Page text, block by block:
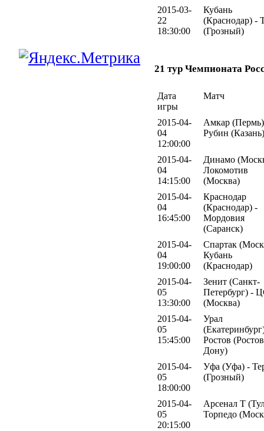
2015-03-
22
18:30:00
Кубань
(Краснодар) -
(Грозный)
21 тур Чемпионата
Дата
игры
Матч
2015-04-
04
12:00:00
Амкар
Рубин (Казань)
2015-04-
04
14:15:00
Динамо
Локомотив
(Москва)
2015-04-
04
16:45:00
Краснодар
(Краснодар) -
Мордовия
(Саранск)
2015-04-
04
19:00:00
Спартак
Кубань
(Краснодар)
2015-04-
05
13:30:00
Зенит (Санкт-
Петербург) -
(Москва)
2015-04-
05
15:45:00
Урал
Ростов
Дону)
2015-04-
05
18:00:00
Уфа (Уфа) -
(Грозный)
2015-04-
05
20:15:00
Арсенал Т
Торпедо